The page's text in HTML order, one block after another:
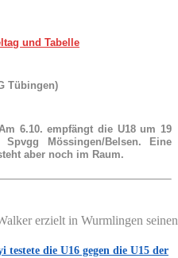
und Tabelle
Tübingen)
6.10. empfängt die U18 um 19
Mössingen/Belsen. Eine
aber noch im Raum.
erzielt in Wurmlingen
die U16 gegen die U15 der